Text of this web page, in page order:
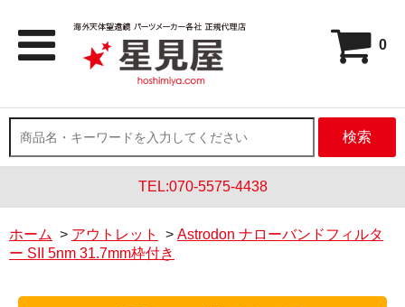
0
検索
TEL:070-5575-4438
ホーム > アウトレット > Astrodon ナローバンドフィルタ
ー SII 5nm 31.7mm枠付き